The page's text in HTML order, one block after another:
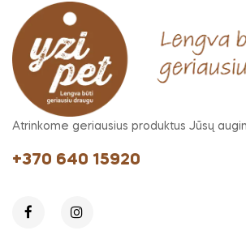
Atrinkome geriausius produktus Jūsų
+370 640 15920